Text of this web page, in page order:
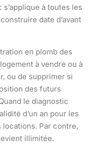
à toutes les
date d’avant
en plomb des
à vendre ou à
ou de supprimer si
des futurs
le diagnostic
d’un an pour les
locations. Par contre,
illimitée.